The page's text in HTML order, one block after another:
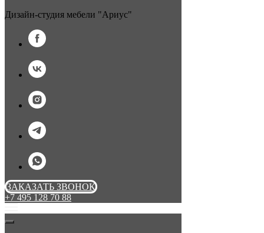
Дизайн-студия мебели "Ариус"
ЗАКАЗАТЬ ЗВОНОК
+7 495 128 70 88